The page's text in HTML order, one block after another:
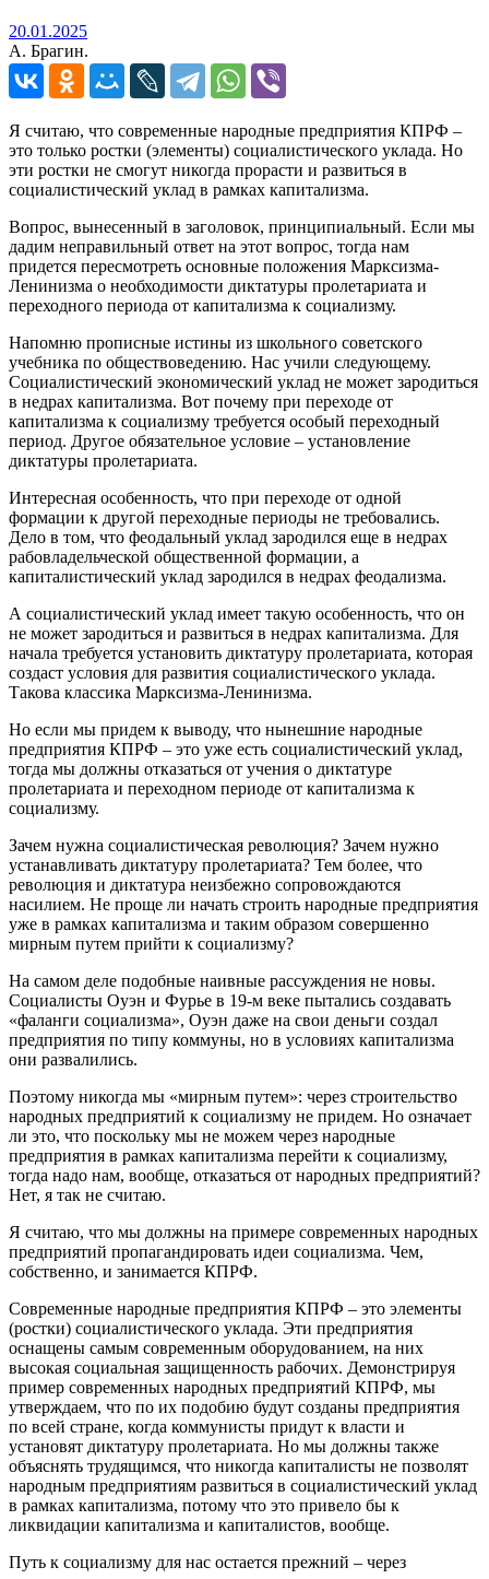
20.01.202520.01.2025
А. Брагин.
Я считаю, что современные народные предприятия КПРФ –
это только ростки (элементы) социалистического уклада. Но
эти ростки не смогут никогда прорасти и развиться в
социалистический уклад в рамках капитализма.
Вопрос, вынесенный в заголовок, принципиальный. Если мы
дадим неправильный ответ на этот вопрос, тогда нам
придется пересмотреть основные положения Марксизма-
Ленинизма о необходимости диктатуры пролетариата и
переходного периода от капитализма к социализму.
Напомню прописные истины из школьного советского
учебника по обществоведению. Нас учили следующему.
Социалистический экономический уклад не может зародиться
в недрах капитализма. Вот почему при переходе от
капитализма к социализму требуется особый переходный
период. Другое обязательное условие – установление
диктатуры пролетариата.
Интересная особенность, что при переходе от одной
формации к другой переходные периоды не требовались.
Дело в том, что феодальный уклад зародился еще в недрах
рабовладельческой общественной формации, а
капиталистический уклад зародился в недрах феодализма.
А социалистический уклад имеет такую особенность, что он
не может зародиться и развиться в недрах капитализма. Для
начала требуется установить диктатуру пролетариата, которая
создаст условия для развития социалистического уклада.
Такова классика Марксизма-Ленинизма.
Но если мы придем к выводу, что нынешние народные
предприятия КПРФ – это уже есть социалистический уклад,
тогда мы должны отказаться от учения о диктатуре
пролетариата и переходном периоде от капитализма к
социализму.
Зачем нужна социалистическая революция? Зачем нужно
устанавливать диктатуру пролетариата? Тем более, что
революция и диктатура неизбежно сопровождаются
насилием. Не проще ли начать строить народные предприятия
уже в рамках капитализма и таким образом совершенно
мирным путем прийти к социализму?
На самом деле подобные наивные рассуждения не новы.
Социалисты Оуэн и Фурье в 19-м веке пытались создавать
«фаланги социализма», Оуэн даже на свои деньги создал
предприятия по типу коммуны, но в условиях капитализма
они развалились.
Поэтому никогда мы «мирным путем»: через строительство
народных предприятий к социализму не придем. Но означает
ли это, что поскольку мы не можем через народные
предприятия в рамках капитализма перейти к социализму,
тогда надо нам, вообще, отказаться от народных предприятий?
Нет, я так не считаю.
Я считаю, что мы должны на примере современных народных
предприятий пропагандировать идеи социализма. Чем,
собственно, и занимается КПРФ.
Современные народные предприятия КПРФ – это элементы
(ростки) социалистического уклада. Эти предприятия
оснащены самым современным оборудованием, на них
высокая социальная защищенность рабочих. Демонстрируя
пример современных народных предприятий КПРФ, мы
утверждаем, что по их подобию будут созданы предприятия
по всей стране, когда коммунисты придут к власти и
установят диктатуру пролетариата. Но мы должны также
объяснять трудящимся, что никогда капиталисты не позволят
народным предприятиям развиться в социалистический уклад
в рамках капитализма, потому что это привело бы к
ликвидации капитализма и капиталистов, вообще.
Путь к социализму для нас остается прежний – через